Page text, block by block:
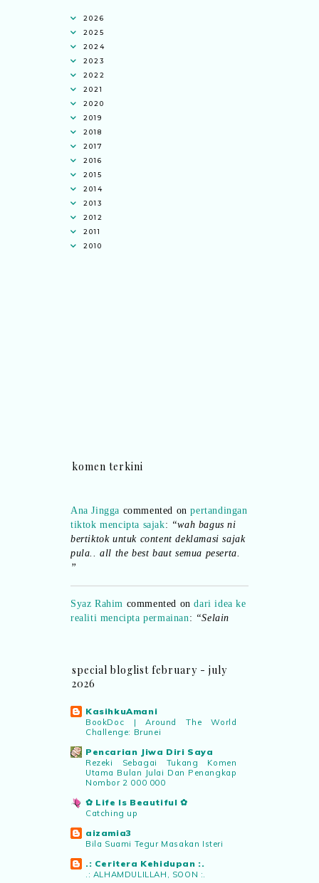
2026
2025
2024
2023
2022
2021
2020
2019
2018
2017
2016
2015
2014
2013
2012
2011
2010
komen terkini
tiktok mencipta sajak:“wah bagus ni
bertiktok untuk content deklamasi sajak
pula.. all the best baut semua peserta.
”
realiti mencipta permainan:“Selain
jimat kertas, memang memudahkan
Syaz Rahim
“Menarik sungguh Pertandingan TikTok
Mencipta Sajak Kemerdekaan 2026 dari
bakat puisi kebangsaan dan
patriotisme.”
Eyma Balkishcommented on
“Menarik..tapi lama tak mengarang
rasa kurang ideanya.”
special bloglist february - july
2026
KasihkuAmani
BookDoc | Around The World
Challenge: Brunei
Pencarian Jiwa Diri Saya
Rezeki Sebagai Tukang Komen
Utama Bulan Julai Dan Penangkap
Nombor 2 000 000
✿ Life Is Beautiful ✿
Catching up
aizamia3
Bila Suami Tegur Masakan Isteri
.: Ceritera Kehidupan :.
.: ALHAMDULILLAH, SOON :.